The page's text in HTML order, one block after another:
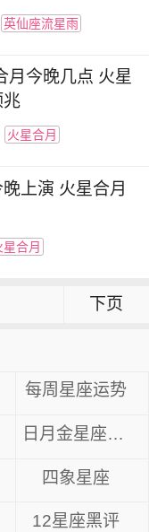
英仙座流星雨
月今晚几点 火星
兆
火星合月
上演 火星合月
星合月
下页
每周星座运势
日月金星座组合
四象星座
12星座黑评